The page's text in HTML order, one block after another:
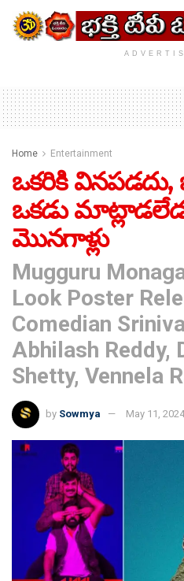
Home Entertainment
ఒకరికి వినపడదు,
ఒకడు
మొనగాళ్లు
Mugguru
Look Poster
Comedian
Abhilash Reddy,
Shetty, Vennela
by Sowmya May 11, 2024